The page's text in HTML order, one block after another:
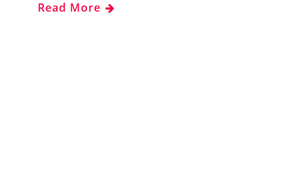
Read More